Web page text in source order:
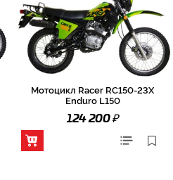
Мотоцикл Racer RC150-23X
Enduro L150
124 200₽